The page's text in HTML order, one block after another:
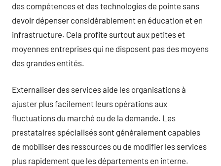
des compétences et des technologies de pointe sans
devoir dépenser considérablement en éducation et en
infrastructure. Cela profite surtout aux petites et
moyennes entreprises qui ne disposent pas des moyens
des grandes entités.
Externaliser des services aide les organisations à
ajuster plus facilement leurs opérations aux
fluctuations du marché ou de la demande. Les
prestataires spécialisés sont généralement capables
de mobiliser des ressources ou de modifier les services
plus rapidement que les départements en interne.